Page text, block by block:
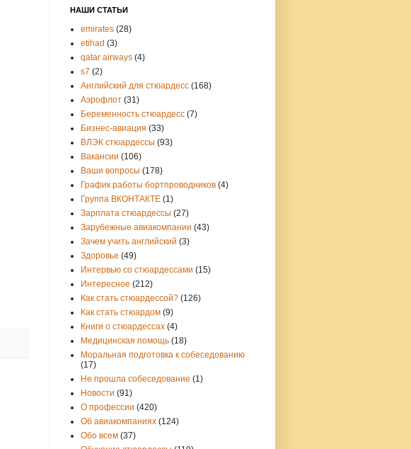
НАШИ СТАТЬИ
emirates (28)
etihad (3)
qatar airways (4)
s7 (2)
Английский для стюардесс (168)
Аэрофлот (31)
Беременность стюардесс (7)
Бизнес-авиация (33)
ВЛЭК стюардессы (93)
Вакансии (106)
Ваши вопросы (178)
График работы бортпроводников (4)
Группа ВКОНТАКТЕ (1)
Зарплата стюардессы (27)
Зарубежные авиакомпании (43)
Зачем учить английский (3)
Здоровье (49)
Интервью со стюардессами (15)
Интересное (212)
Как стать стюардессой? (126)
Как стать стюардом (9)
Книги о стюардессах (4)
Медицинская помощь (18)
Моральная подготовка к собеседованию
(17)
Не прошла собеседование (1)
Новости (91)
О профессии (420)
Об авиакомпаниях (124)
Обо всем (37)